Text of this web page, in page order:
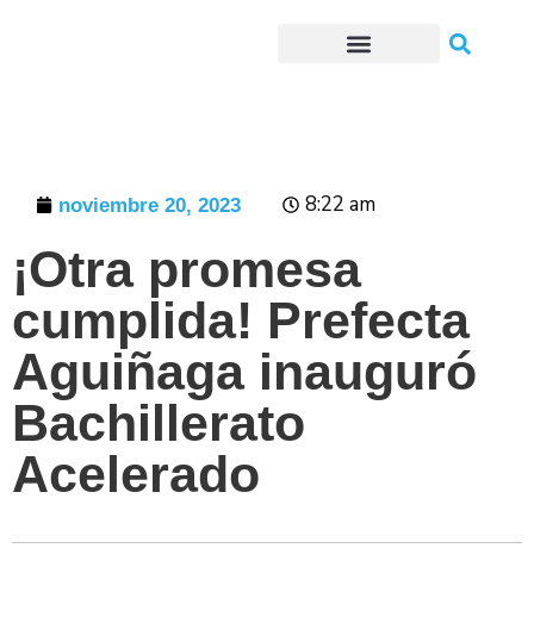
noviembre 20, 2023 8:22 am
¡Otra promesa
cumplida! Prefecta
Aguiñaga inauguró
Bachillerato
Acelerado